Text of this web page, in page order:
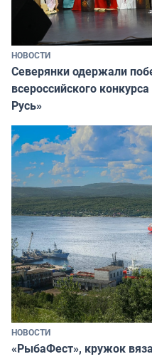
НОВОСТИ
Северянки одержали
всероссийского
Русь»
НОВОСТИ
«РыбаФест», кружок